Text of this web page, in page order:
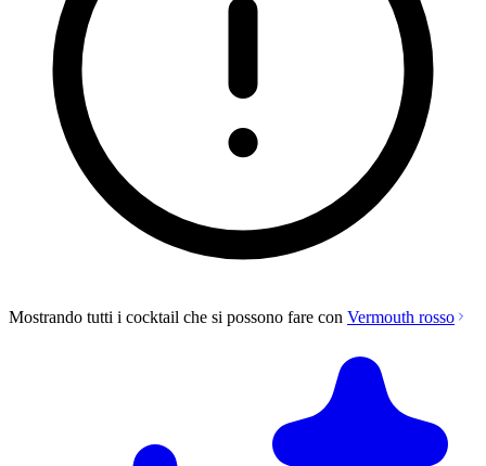
Mostrando tutti i cocktail che si possono fare con Vermouth rosso